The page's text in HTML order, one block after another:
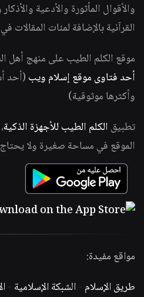
والأقوال المأثورة والأدعية
القرآنية بالإضافة لمئات المقالات
موقع الكلم الطيب على منهج أهل
أحد فتاوى موقع إسلام ويب (أحد
وأكثرها موثوقية)
تطبيق الكلم الطيب للأجهزة الذكية
الموقع في مساحة صغيرة ولا يحتاج
مواقع مفيدة:
طريق الإسلام -الشبكة الإسلامية -